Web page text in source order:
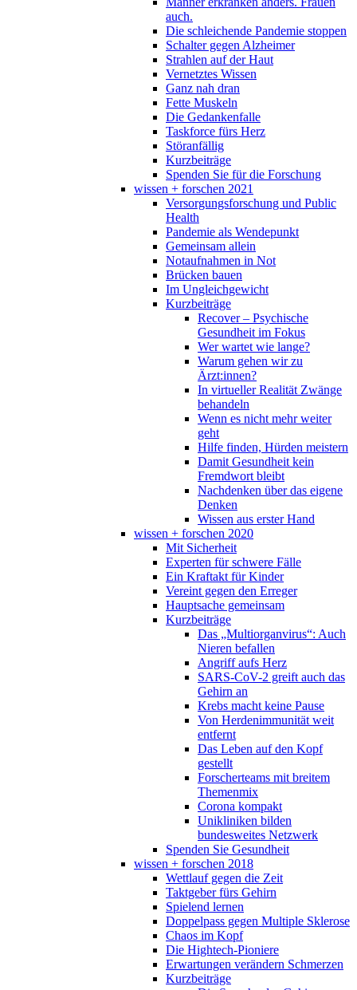
auch.
Die schleichende Pandemie stoppen
Schalter gegen Alzheimer
Strahlen auf der Haut
Vernetztes Wissen
Ganz nah dran
Fette Muskeln
Die Gedankenfalle
Taskforce fürs Herz
Störanfällig
Kurzbeiträge
Spenden Sie für die Forschung
wissen + forschen 2021
Versorgungsforschung und Public
Health
Pandemie als Wendepunkt
Gemeinsam allein
Notaufnahmen in Not
Brücken bauen
Im Ungleichgewicht
Kurzbeiträge
Recover – Psychische
Gesundheit im Fokus
Wer wartet wie lange?
Warum gehen wir zu
Ärzt:innen?
In virtueller Realität Zwänge
behandeln
Wenn es nicht mehr weiter
geht
Hilfe finden, Hürden meistern
Damit Gesundheit kein
Fremdwort bleibt
Nachdenken über das eigene
Denken
Wissen aus erster Hand
wissen + forschen 2020
Mit Sicherheit
Experten für schwere Fälle
Ein Kraftakt für Kinder
Vereint gegen den Erreger
Hauptsache gemeinsam
Kurzbeiträge
Das „Multiorganvirus“: Auch
Nieren befallen
Angriff aufs Herz
SARS-CoV-2 greift auch das
Gehirn an
Krebs macht keine Pause
Von Herdenimmunität weit
entfernt
Das Leben auf den Kopf
gestellt
Forscherteams mit breitem
Themenmix
Corona kompakt
Unikliniken bilden
bundesweites Netzwerk
Spenden Sie Gesundheit
wissen + forschen 2018
Wettlauf gegen die Zeit
Taktgeber fürs Gehirn
Spielend lernen
Doppelpass gegen Multiple Sklerose
Chaos im Kopf
Die Hightech-Pioniere
Erwartungen verändern Schmerzen
Kurzbeiträge